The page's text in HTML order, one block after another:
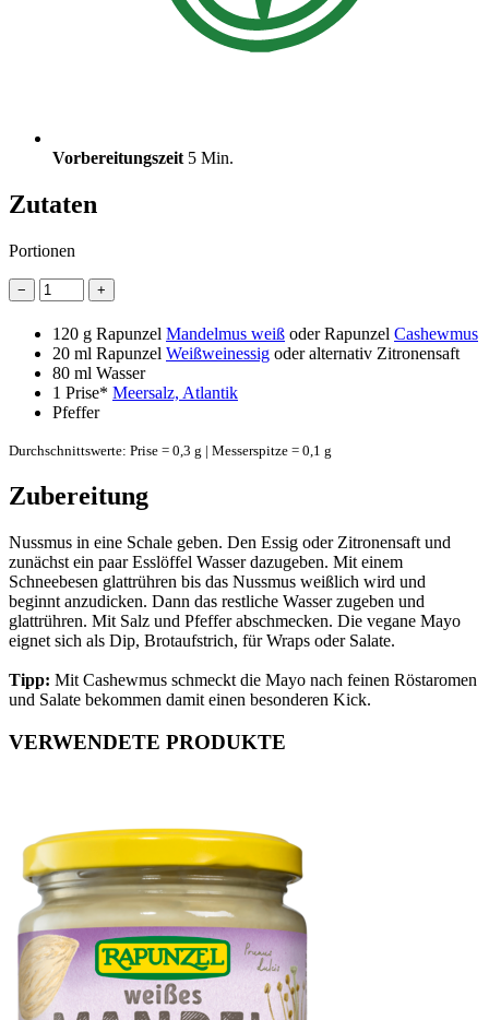
Vorbereitungszeit 5 Min.
Zutaten
Portionen
− +
120 g Rapunzel Mandelmus weiß oder Rapunzel Cashewmus
20 ml Rapunzel Weißweinessig oder alternativ Zitronensaft
80 ml Wasser
1 Prise* Meersalz, Atlantik
Pfeffer
Durchschnittswerte: Prise = 0,3 g | Messerspitze = 0,1 g
Zubereitung
Nussmus in eine Schale geben. Den Essig oder Zitronensaft und
zunächst ein paar Esslöffel Wasser dazugeben. Mit einem
Schneebesen glattrühren bis das Nussmus weißlich wird und
beginnt anzudicken. Dann das restliche Wasser zugeben und
glattrühren. Mit Salz und Pfeffer abschmecken. Die vegane Mayo
eignet sich als Dip, Brotaufstrich, für Wraps oder Salate.
Tipp: Mit Cashewmus schmeckt die Mayo nach feinen Röstaromen
und Salate bekommen damit einen besonderen Kick.
VERWENDETE PRODUKTE